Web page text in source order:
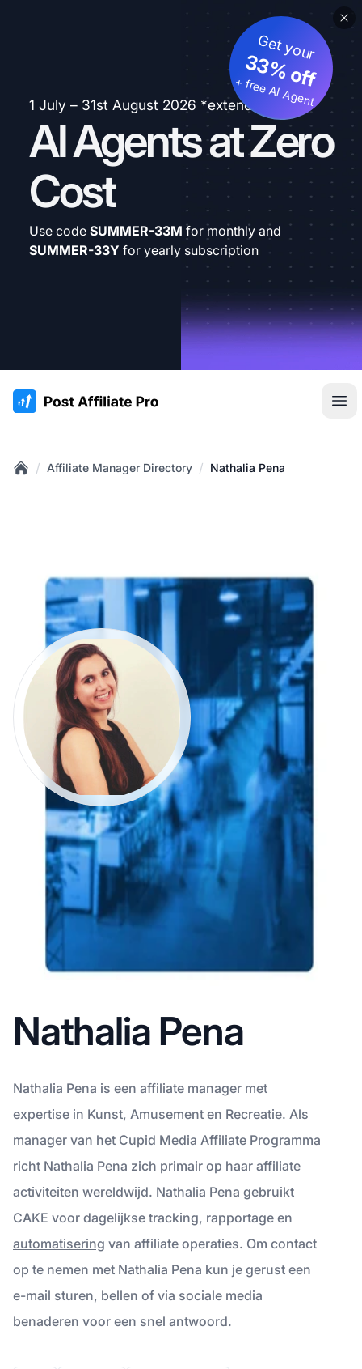
1 July – 31st August 2026 *extended
AI Agents at Zero
Cost
Get your
33% off
+ free AI Agent
Use code SUMMER-33M for monthly and
SUMMER-33Y for yearly subscription
:site.title
/ Affiliate Manager Directory / Nathalia Pena
Nathalia Pena
Nathalia Pena is een affiliate manager met
expertise in Kunst, Amusement en Recreatie. Als
manager van het Cupid Media Affiliate Programma
richt Nathalia Pena zich primair op haar affiliate
activiteiten wereldwijd. Nathalia Pena gebruikt
CAKE voor dagelijkse tracking, rapportage en
automatisering van affiliate operaties. Om contact
op te nemen met Nathalia Pena kun je gerust een
e-mail sturen, bellen of via sociale media
benaderen voor een snel antwoord.